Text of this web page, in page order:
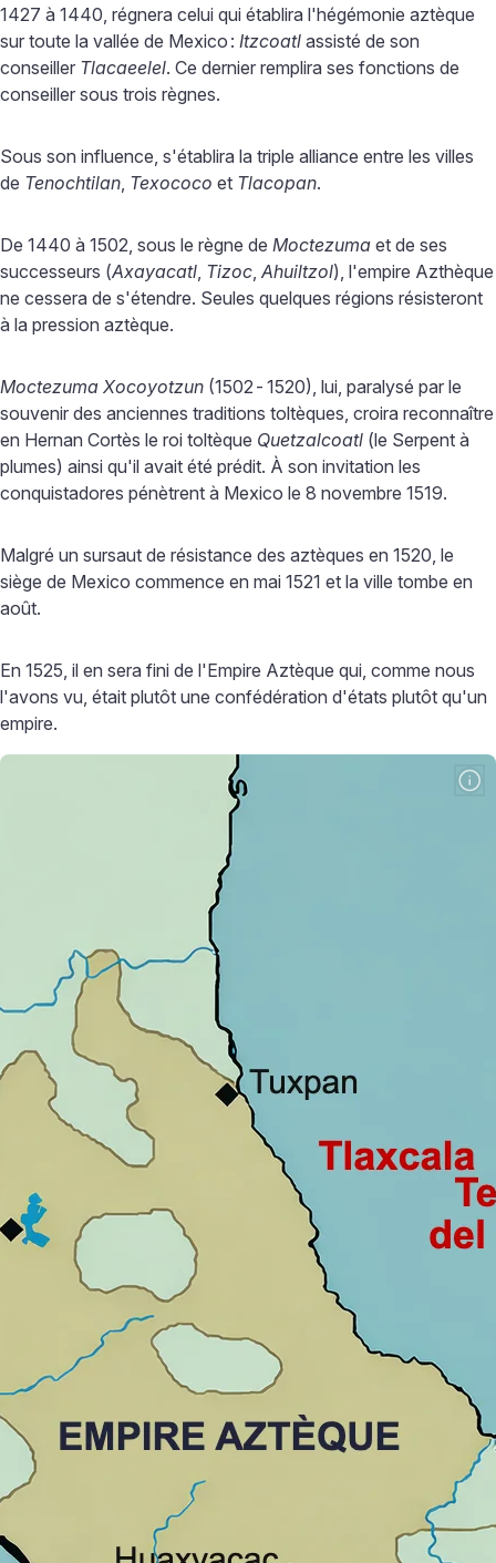
1427 à 1440, régnera celui qui établira l'hégémonie aztèque
sur toute la vallée de Mexico :Itzcoatl assisté de son
conseiller Tlacaeelel. Ce dernier remplira ses fonctions de
conseiller sous trois règnes.
Sous son influence, s'établira la triple alliance entre les villes
de Tenochtilan, Texococo et Tlacopan.
De 1440 à 1502, sous le règne de Moctezuma et de ses
successeurs (Axayacatl, Tizoc, Ahuiltzol), l'empire Azthèque
ne cessera de s'étendre. Seules quelques régions résisteront
à la pression aztèque.
Moctezuma Xocoyotzun (1502 - 1520), lui, paralysé par le
souvenir des anciennes traditions toltèques, croira reconnaître
en Hernan Cortès le roi toltèque Quetzalcoatl (le Serpent à
plumes) ainsi qu'il avait été prédit. À son invitation les
conquistadores pénètrent à Mexico le 8 novembre 1519.
Malgré un sursaut de résistance des aztèques en 1520, le
siège de Mexico commence en mai 1521 et la ville tombe en
août.
En 1525, il en sera fini de l'Empire Aztèque qui, comme nous
l'avons vu, était plutôt une confédération d'états plutôt qu'un
empire.